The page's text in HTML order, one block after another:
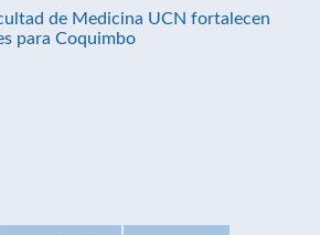
de Medicina UCN fortalecen
para Coquimbo